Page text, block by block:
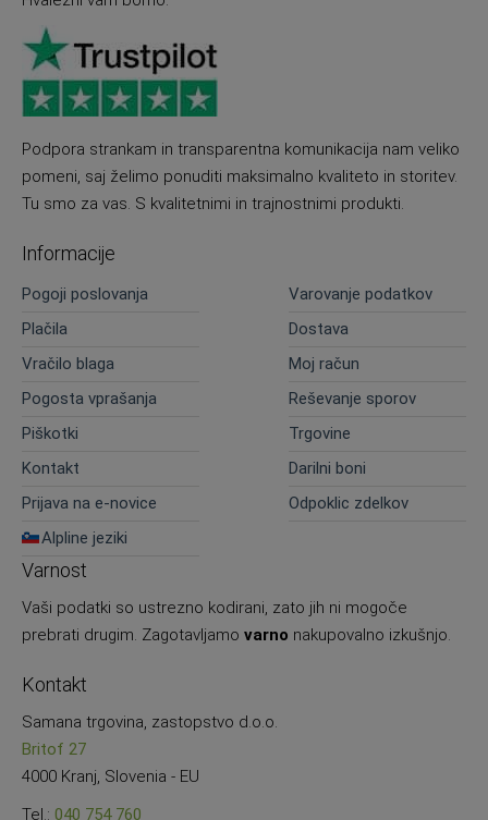
Podpora strankam in transparentna komunikacija nam veliko
pomeni, saj želimo ponuditi maksimalno kvaliteto in storitev.
Tu smo za vas. S kvalitetnimi in trajnostnimi produkti.
Informacije
Pogoji poslovanja
Varovanje podatkov
Plačila
Dostava
Vračilo blaga
Moj račun
Pogosta vprašanja
Reševanje sporov
Piškotki
Trgovine
Kontakt
Darilni boni
Prijava na e-novice
Odpoklic zdelkov
Alpline jeziki
Varnost
Vaši podatki so ustrezno kodirani, zato jih ni mogoče
prebrati drugim. Zagotavljamo varno nakupovalno izkušnjo.
Kontakt
Samana trgovina, zastopstvo d.o.o.
Britof 27
4000 Kranj, Slovenia - EU
Tel.: 040 754 760